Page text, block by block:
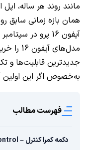
مانند روند هر ساله،
همان بازه زمانی سابق
آیفون 16 پرو در
مدل‌های
جدیدترین قابلیت‌ها و
به‌خصوص اگر این
فهرست مطالب
دکمه کمرا کنترل – Camera Control